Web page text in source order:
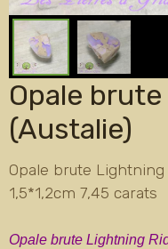
Opale
(Austalie)
Opale brute Lightning
1,5*1,2cm 7,45 carats
Opale brute Lightning